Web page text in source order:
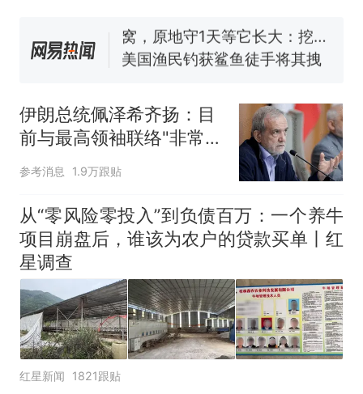
140多朵
美国渔民钓获鲨鱼徒手将其拽
回大海 目击者直呼震惊 （视频
官方通报
热
那个在床头放菜刀的女孩，
因老师一句“跟我回家”改写了
人生
伊朗总统佩泽希齐扬：目
前与最高领袖联络"非常困
难"
参考消息 1.9万跟贴
从“零风险零投入”到负债百万：一个养牛
项目崩盘后，谁该为农户的贷款买单丨红
星调查
红星新闻 1821跟贴